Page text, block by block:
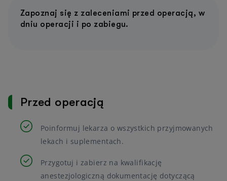
Zapoznaj się z zaleceniami przed operacją, w
dniu operacji i po zabiegu.
Przed operacją
Poinformuj lekarza o wszystkich przyjmowanych
lekach i suplementach.
Przygotuj i zabierz na kwalifikację
anestezjologiczną dokumentację dotyczącą